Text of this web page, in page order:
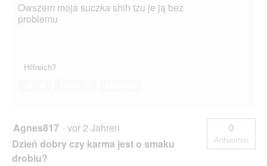
Owszem moja suczka shih tzu je ją bez
problemu
Hilfreich?
Agnes817 · vor 2 Jahren
Dzień dobry czy karma jest o smaku
drobiu?
0
Antworten